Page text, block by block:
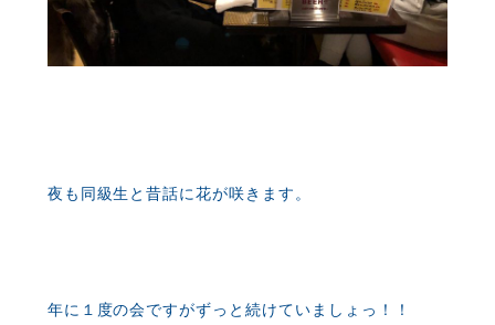
夜も同級生と昔話に花が咲きます。
年に１度の会ですがずっと続けていましょっ！！